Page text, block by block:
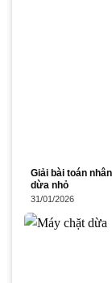
Giải bài toán
dừa nhỏ
31/01/2026